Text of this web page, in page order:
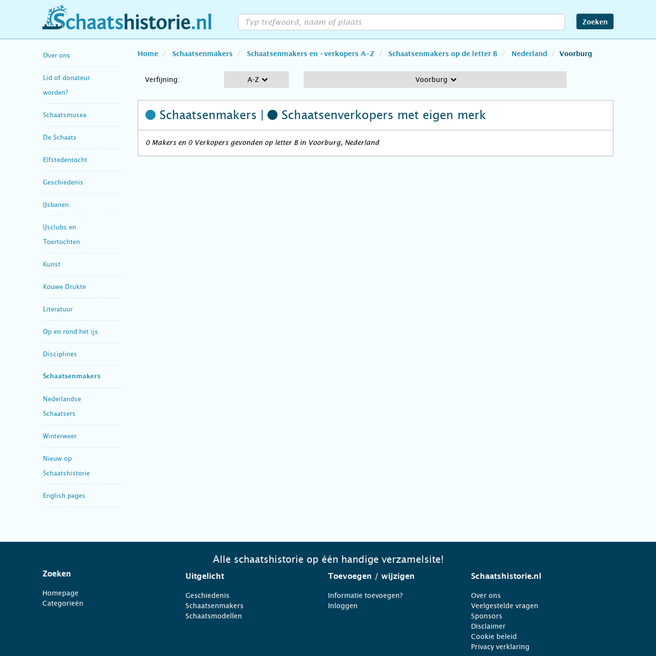
schaatshistorie.nl Zoeken
Over ons
Lid of donateur
worden?
Schaatsmusea
De Schaats
Elfstedentocht
Geschiedenis
IJsbanen
IJsclubs en
Toertochten
Kunst
Kouwe Drukte
Literatuur
Op en rond het ijs
Disciplines
Schaatsenmakers
Nederlandse
Schaatsers
Winterweer
Nieuw op
Schaatshistorie
English pages
Home Schaatsenmakers Schaatsenmakers en -verkopers A-Z Schaatsenmakers op de letter B Nederland Voorburg
Verfijning: A-Z Voorburg
Schaatsenmakers | Schaatsenverkopers met eigen merk
0 Makers en 0 Verkopers gevonden op letter B in Voorburg, Nederland
Alle schaatshistorie op één handige verzamelsite!
Zoeken
Homepage
Categorieën
Uitgelicht
Geschiedenis
Schaatsenmakers
Schaatsmodellen
Toevoegen / wijzigen
Informatie toevoegen?
Inloggen
Schaatshistorie.nl
Over ons
Veelgestelde vragen
Sponsors
Disclaimer
Cookie beleid
Privacy verklaring